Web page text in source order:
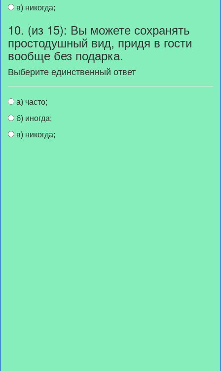
в) никогда;
10. (из 15): Вы можете сохранять
простодушный вид, придя в гости
вообще без подарка.
Выберите единственный ответ
а) часто;
б) иногда;
в) никогда;